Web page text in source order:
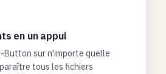
en un appui
Button sur n'importe quelle
tous les fichiers